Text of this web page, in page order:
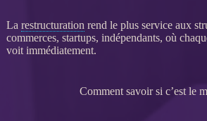
La restructuration rend le plus service aux
commerces, startups, indépendants, où
voit immédiatement.
Comment savoir si c’est le